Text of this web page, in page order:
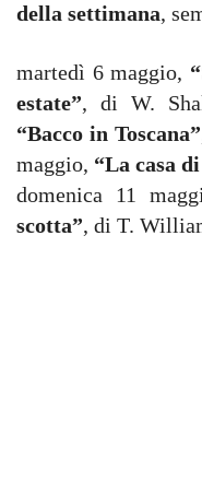
della settimana,
martedì 6 maggio,
estate”, di W.
“Bacco in Toscana”
maggio, “La casa
domenica 11
scotta”, di T.